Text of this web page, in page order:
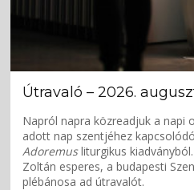
Útravaló – 2026.
Napról napra közreadjuk a napi
adott nap szentjéhez
Adoremusliturgikus
Zoltán esperes, a budapesti
plébánosa ad útravalót.